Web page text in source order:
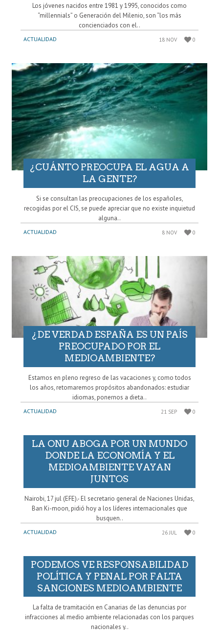
Los jóvenes nacidos entre 1981 y 1995, conocidos como
“millennials” o Generación del Milenio, son “los más
concienciados con el..
ACTUALIDAD 18 NOV 0
¿CUÁNTO PREOCUPA EL AGUA A
LA GENTE?
Si se consultan las preocupaciones de los españoles,
recogidas por el CIS, se puede apreciar que no existe inquietud
alguna..
ACTUALIDAD 8 NOV 0
¿DE VERDAD ESPAÑA ES UN PAÍS
PREOCUPADO POR EL
MEDIOAMBIENTE?
Estamos en pleno regreso de las vacaciones y, como todos
los años, retomaremos propósitos abandonados: estudiar
idiomas, ponernos a dieta..
ACTUALIDAD 21 SEP 0
LA ONU ABOGA POR UN MUNDO
DONDE LA ECONOMÍA Y EL
MEDIOAMBIENTE VAYAN
JUNTOS
Nairobi, 17 jul (EFE).- El secretario general de Naciones Unidas,
Ban Ki-moon, pidió hoy a los líderes internacionales que
busquen..
ACTUALIDAD 26 JUL 0
PODEMOS VE RESPONSABILIDAD
POLÍTICA Y PENAL POR FALTA
SANCIONES MEDIOAMBIENTE
La falta de tramitación en Canarias de las denuncias por
infracciones al medio ambiente relacionadas con los parques
nacionales y..